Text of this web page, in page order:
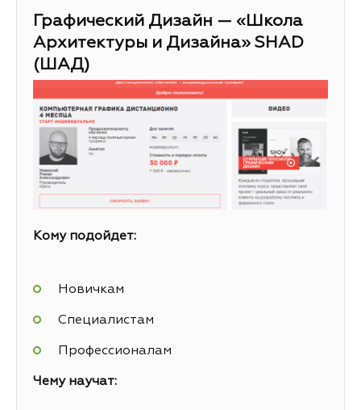
Графический Дизайн — «Школа
Архитектуры и Дизайна» SHAD
(ШАД)
Кому подойдет:
Новичкам
Специалистам
Профессионалам
Чему научат: